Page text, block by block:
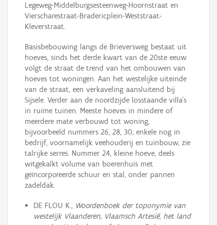
Legeweg-Middelburgsesteenweg-Hoornstraat en
Vierscharestraat-Bradericplein-Weststraat-
Kleverstraat.
Basisbebouwing langs de Brieversweg bestaat uit
hoeves, sinds het derde kwart van de 20ste eeuw
volgt de straat de trend van het ombouwen van
hoeves tot woningen. Aan het westelijke uiteinde
van de straat, een verkaveling aansluitend bij
Sijsele. Verder aan de noordzijde losstaande villa's
in ruime tuinen. Meeste hoeves in mindere of
meerdere mate verbouwd tot woning,
bijvoorbeeld nummers 26, 28, 30; enkele nog in
bedrijf, voornamelijk veehouderij en tuinbouw, zie
talrijke serres. Nummer 24, kleine hoeve, deels
witgekalkt volume van boerenhuis met
geïncorporeerde schuur en stal, onder pannen
zadeldak.
DE FLOU K., Woordenboek der toponymie van
westelijk Vlaanderen, Vlaamsch Artesië, het land